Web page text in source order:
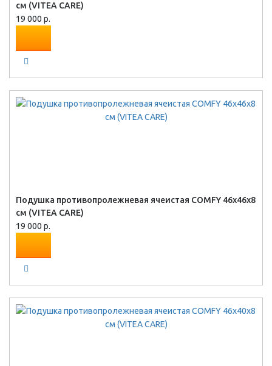
см (VITEA CARE)
19 000 р.
Подушка противопролежневая ячеистая COMFY 46х46х8
см (VITEA CARE)
19 000 р.